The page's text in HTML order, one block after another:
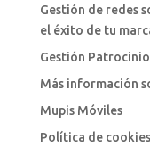
Gestión de redes
el éxito de tu
Gestión
Más información
Mupis Móviles
Política de cookies